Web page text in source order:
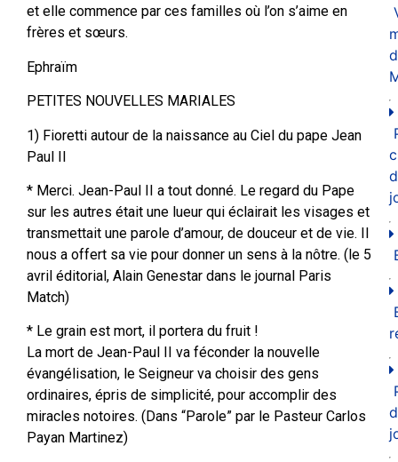
et elle commence par ces familles où l’on s’aime en
frères et sœurs.
Ephraïm
PETITES NOUVELLES MARIALES
1) Fioretti autour de la naissance au Ciel du pape Jean
Paul II
* Merci. Jean-Paul II a tout donné. Le regard du Pape
sur les autres était une lueur qui éclairait les visages et
transmettait une parole d’amour, de douceur et de vie. Il
nous a offert sa vie pour donner un sens à la nôtre. (le 5
avril éditorial, Alain Genestar dans le journal Paris
Match)
* Le grain est mort, il portera du fruit !
La mort de Jean-Paul II va féconder la nouvelle
évangélisation, le Seigneur va choisir des gens
ordinaires, épris de simplicité, pour accomplir des
miracles notoires. (Dans “Parole” par le Pasteur Carlos
Payan Martinez)